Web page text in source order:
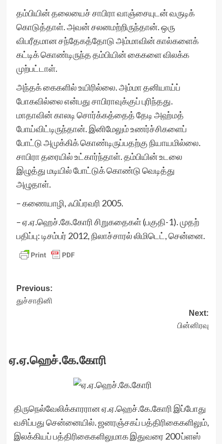
தம்பியின் தலையைச் சாபிரா வாஞ்சையுடன் வருடிக்
கொடுத்தாள். அவன் சலனமற்றிருந்தான். ஒரு
விபரீதமான சந்தேகத்தோடு அம்மாவின் கால்களைக்
கட்டிக் கொண்டிருந்த தம்பியின் கைகளை விலக்க
முற்பட்டாள்.
அந்தக் கைகளில் உயிரில்லை. அம்மா தனியாய்ப்
போகவில்லை என்பது சாபிராவுக்குப் புரிந்தது.
மாதாவின் காலடி சொர்க்கத்தைத் தேடி அஹ்மத்
போய்விட்டிருந்தான். இனிமேலும் உணர்ச்சிகளைப்
போட்டு அமுக்கிக் கொண்டிருப்பதற்கு நியாயமில்லை.
சாபிரா தரையில் உட்கார்ந்தாள். தம்பியின் உடலை
இழுத்து மடியில் போட்டுக் கொண்டு வெடித்து
அழுதாள்.
– கணையாழி, ஃபிப்ரவரி 2005.
– ஏ.ஏ.ஹெச்.கே.கோரி சிறுகதைகள் (பகுதி-1). முதற்
பதிப்பு: டிசம்பர் 2012, நிலாச்சாரல் லிமிடெட், சென்னை.
Post
navigation
Previous:
துச்சாதினி
Next:
பின்னிரவு
ஏ.ஏ.ஹெச்.கே.கோரி
திருநெல்வேலிக்காரரான ஏ.ஏ.ஹெச்.கே.கோரி இப்போது
வசிப்பது சென்னையில். ஜனரஞ்சகப் பத்திரிகைகளிலும்,
இலக்கியப் பத்திரிகைகளிலுமாக இதுவரை 200 ப்ளஸ்